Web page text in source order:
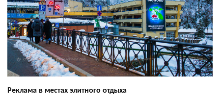
Реклама в местах элитного отдыха